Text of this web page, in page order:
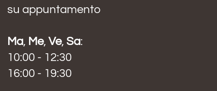
su appuntamento
Ma, Me, Ve, Sa:
10:00 - 12:30
16:00 - 19:30